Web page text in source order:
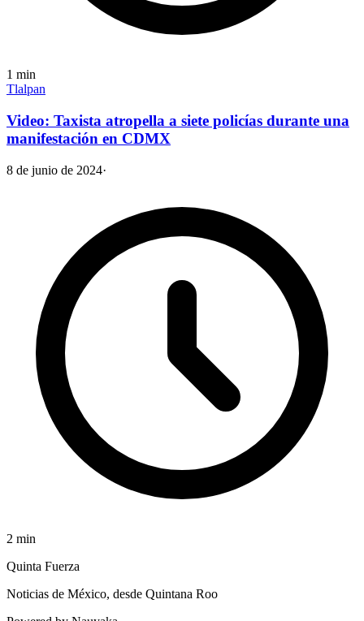
1 min
Tlalpan
Video: Taxista atropella a siete policías durante una
manifestación en CDMX
8 de junio de 2024·
2 min
Quinta Fuerza
Noticias de México, desde Quintana Roo